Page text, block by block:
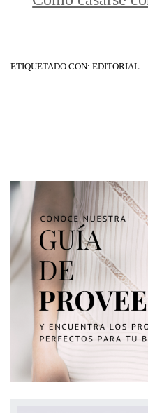
ETIQUETADO CON: EDITORIAL